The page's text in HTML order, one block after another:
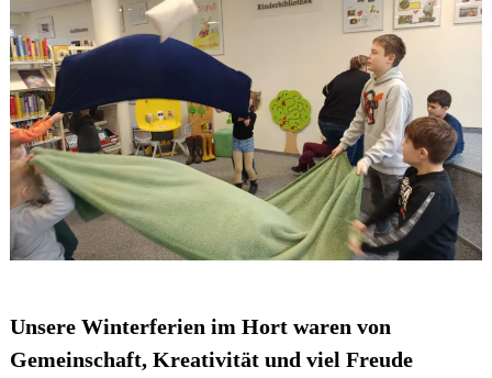
Unsere Winterferien im Hort waren von
Gemeinschaft, Kreativität und viel Freude